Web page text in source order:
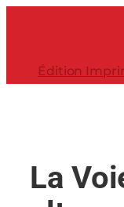
Édition
La